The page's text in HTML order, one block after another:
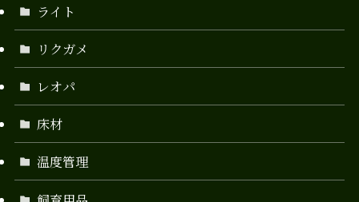
ライト
リクガメ
レオパ
床材
温度管理